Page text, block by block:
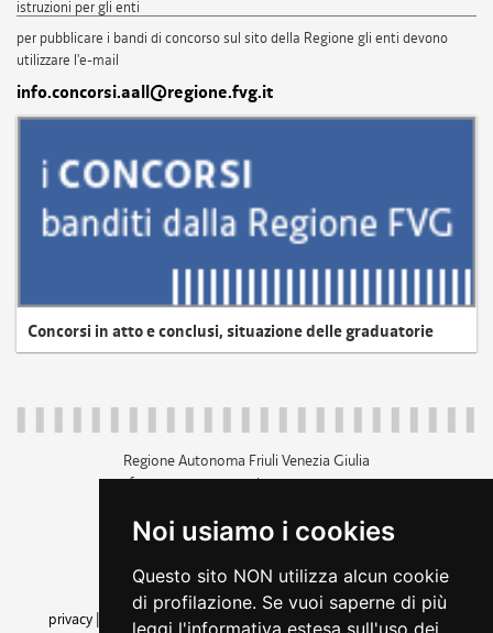
Noi usiamo i cookies
Questo sito NON utilizza alcun cookie
di profilazione. Se vuoi saperne di più
leggi l'informativa estesa sull'uso dei
istruzioni per gli enti
per pubblicare i bandi di concorso sul sito della Regione gli enti devono
utilizzare l'e-mail
info.concorsi.aall@regione.fvg.it
Concorsi in atto e conclusi, situazione delle graduatorie
Regione Autonoma Friuli Venezia Giulia
c.f. 80014930327; p.iva 00526040324
+39 040 3771111
amministrazione trasparente
privacy
cookie |note legali accessibilità
dichiarazione di